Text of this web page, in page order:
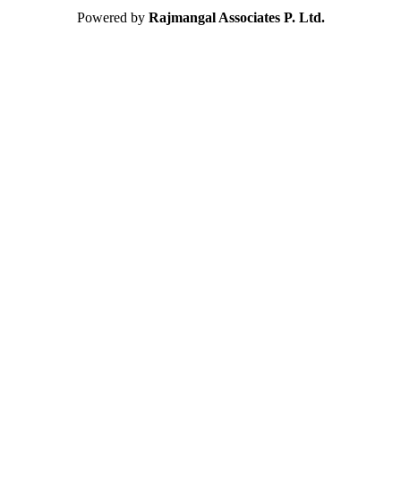
Powered by Rajmangal Associates P. Ltd.